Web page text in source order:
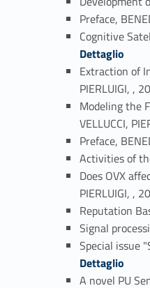
Preface,
Cognitive
Dettaglio
Extraction of
PIERLUIGI, ,
Modeling the
VELLUCCI,
Preface,
Activities of
Does OVX
PIERLUIGI, ,
Reputation
Signal
Special issue
Dettaglio
A novel PU